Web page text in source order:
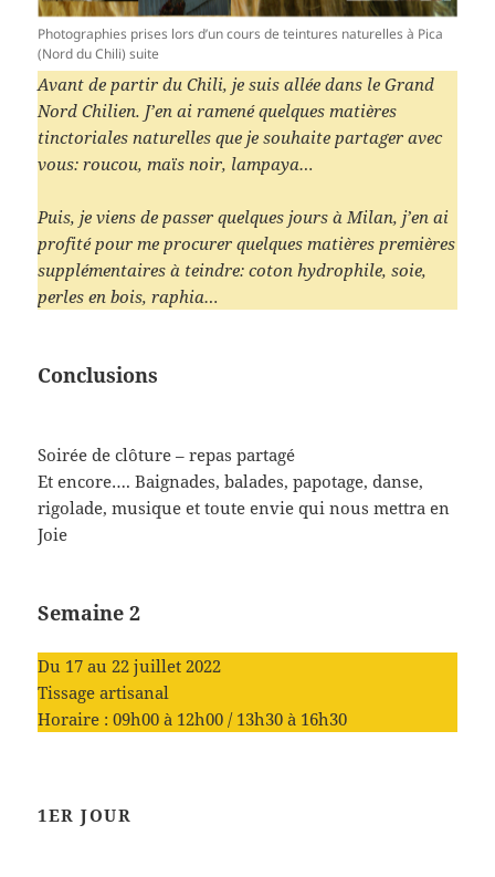
Photographies prises lors d’un cours de teintures naturelles à Pica
(Nord du Chili) suite
Avant de partir du Chili, je suis allée dans le Grand
Nord Chilien. J’en ai ramené quelques matières
tinctoriales naturelles que je souhaite partager avec
vous: roucou, maïs noir, lampaya…
Puis, je viens de passer quelques jours à Milan, j’en ai
profité pour me procurer quelques matières premières
supplémentaires à teindre: coton hydrophile, soie,
perles en bois, raphia…
Conclusions
Soirée de clôture – repas partagé
Et encore…. Baignades, balades, papotage, danse,
rigolade, musique et toute envie qui nous mettra en
Joie
Semaine 2
Du 17 au 22 juillet 2022
Tissage artisanal
Horaire : 09h00 à 12h00 / 13h30 à 16h30
1ER JOUR